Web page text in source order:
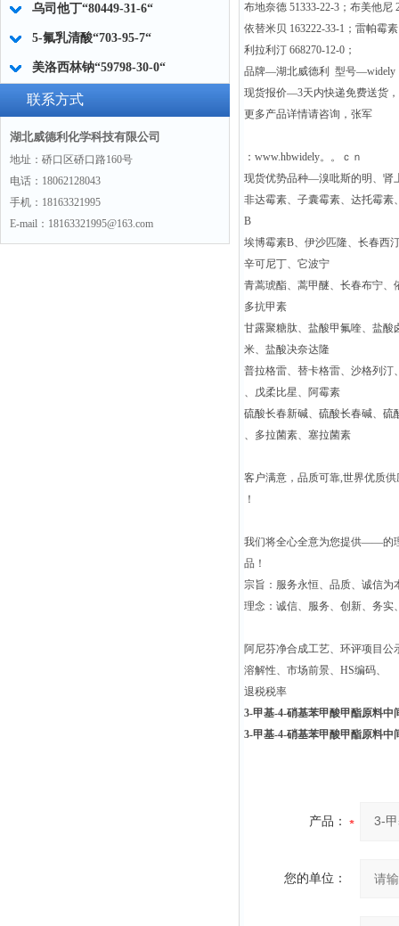
乌司他丁“80449-31-6“
5-氟乳清酸“703-95-7“
美洛西林钠“59798-30-0“
联系方式
湖北威德利化学科技有限公司
地址：硚口区硚口路160号
电话：18062128043
手机：18163321995
E-mail：18163321995@163.com
布地奈德 51333-22-3；布美他尼
依替米贝 163222-33-1；雷帕霉
利拉利汀 668270-12-0；
品牌—湖北威德利 型号—widely
现货报价—3天内快递免费送货
更多产品详情请咨询，张军
：www.hbwidely。。ｃｎ
现货优势品种—溴吡斯的明、肾
非达霉素、子囊霉素、达托霉素
B
埃博霉素B、伊沙匹隆、长春西
辛可尼丁、它波宁
青蒿琥酯、蒿甲醚、长春布宁
多抗甲素
甘露聚糖肽、盐酸甲氟喹、盐酸
米、盐酸决奈达隆
普拉格雷、替卡格雷、沙格列汀
、戊柔比星、阿霉素
硫酸长春新碱、硫酸长春碱、硫
、多拉菌素、塞拉菌素
客户满意，品质可靠,世界优质
！
我们将全心全意为您提供——的
品！
宗旨：服务永恒、品质、诚信
理念：诚信、服务、创新、务实
阿尼芬净合成工艺、环评项目公
溶解性、市场前景、HS编码、
退税税率
3-甲基-4-硝基苯甲酸甲酯原料中
3-甲基-4-硝基苯甲酸甲酯原料中
产品：
您的单位：